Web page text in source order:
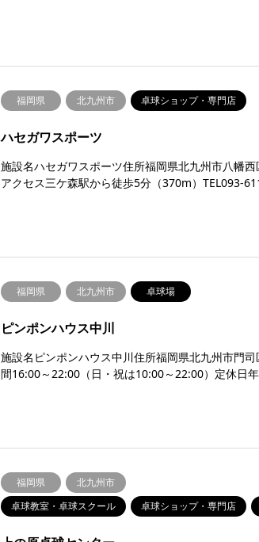
福岡県 北九州市 卓球ショップ・専門店
ハセガワスポーツ
施設名ハセガワスポーツ住所福岡県北九州市八幡
アクセス三ケ森駅から徒歩5分（370m）TEL093-
福岡県 北九州市 卓球場
ピンポンハウス中川
施設名ピンポンハウス中川住所福岡県北九州市門
間16:00～22:00（日・祝は10:00～22:00）定休日
福岡県
北九州市
卓球教室・卓球スクール
卓球ショップ・専門店